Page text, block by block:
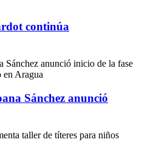
continúa
Sánchez anunció